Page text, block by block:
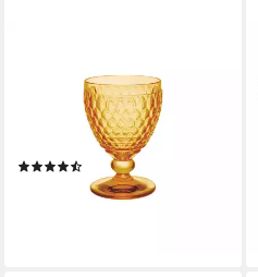
Glas, Kristallglas,
spülmaschinenfest, Made in